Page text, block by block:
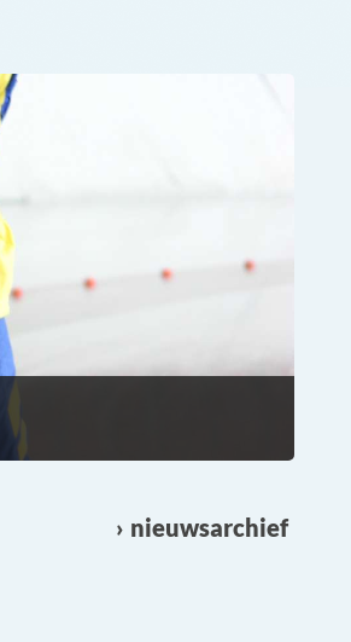
nieuwsarchief